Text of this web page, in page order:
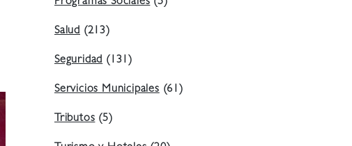
Programas Sociales(5)
Salud (213)
Seguridad(131)
Servicios Municipales(61)
Tributos(5)